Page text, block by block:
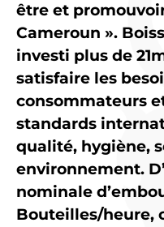
être et
Cameroun ».
investi plus de
satisfaire les
consommateurs
standards
qualité, hygiène,
environnement.
nominale
Bouteilles/heure,